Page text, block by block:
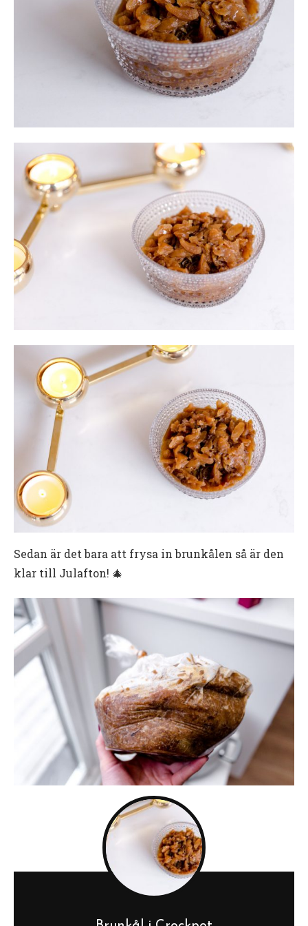
Sedan är det bara att frysa in brunkålen så är den
klar till Julafton! 🎄